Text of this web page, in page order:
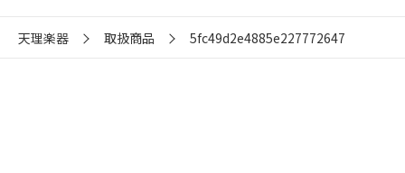
天理楽器 取扱商品 5fc49d2e4885e227772647